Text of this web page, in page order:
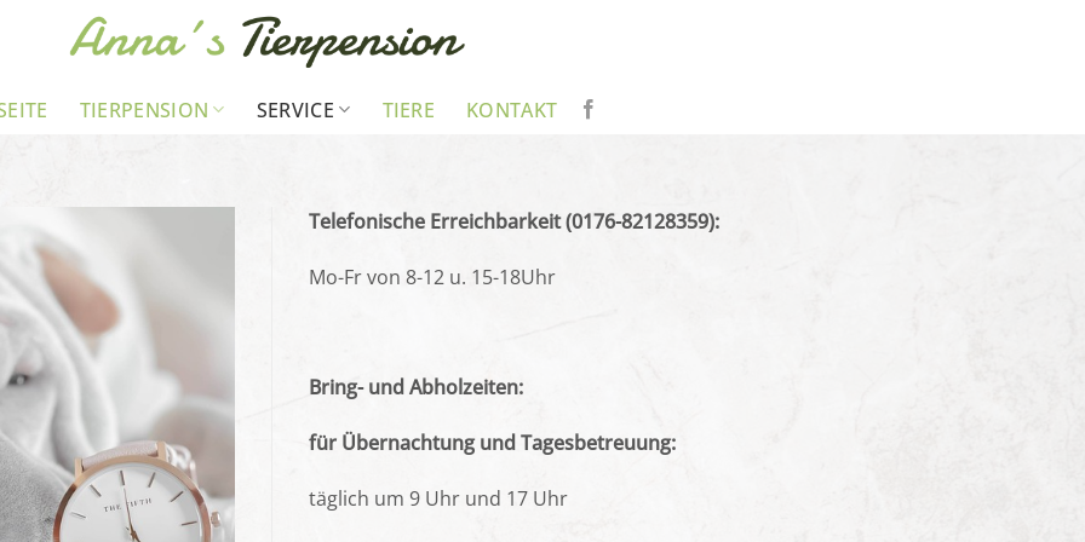
TIERPENSION SERVICE TIERE KONTAKT
Telefonische Erreichbarkeit (0176-82128359):
Mo-Fr von 8-12 u. 15-18Uhr
Bring- und Abholzeiten:
für Übernachtung und Tagesbetreuung:
täglich um 9 Uhr und 17 Uhr